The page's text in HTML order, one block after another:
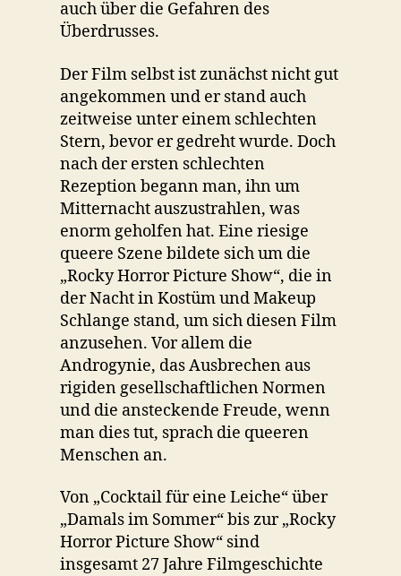
auch über die Gefahren des
Überdrusses.
Der Film selbst ist zunächst nicht gut
angekommen und er stand auch
zeitweise unter einem schlechten
Stern, bevor er gedreht wurde. Doch
nach der ersten schlechten
Rezeption begann man, ihn um
Mitternacht auszustrahlen, was
enorm geholfen hat. Eine riesige
queere Szene bildete sich um die
„Rocky Horror Picture Show“, die in
der Nacht in Kostüm und Makeup
Schlange stand, um sich diesen Film
anzusehen. Vor allem die
Androgynie, das Ausbrechen aus
rigiden gesellschaftlichen Normen
und die ansteckende Freude, wenn
man dies tut, sprach die queeren
Menschen an.
Von „Cocktail für eine Leiche“ über
„Damals im Sommer“ bis zur „Rocky
Horror Picture Show“ sind
insgesamt 27 Jahre Filmgeschichte